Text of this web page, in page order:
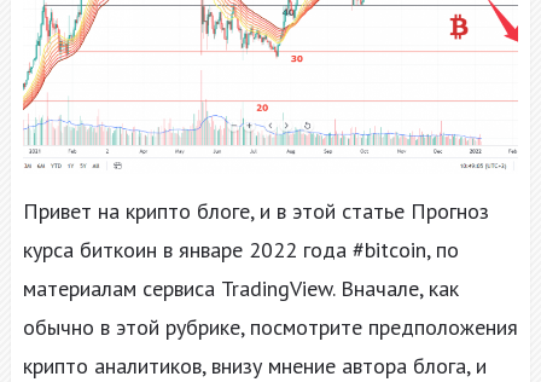
Привет на крипто блоге, и в этой статье Прогноз
курса биткоин в январе 2022 года #bitcoin, по
материалам сервиса TradingView. Вначале, как
обычно в этой рубрике, посмотрите предположения
крипто аналитиков, внизу мнение автора блога, и